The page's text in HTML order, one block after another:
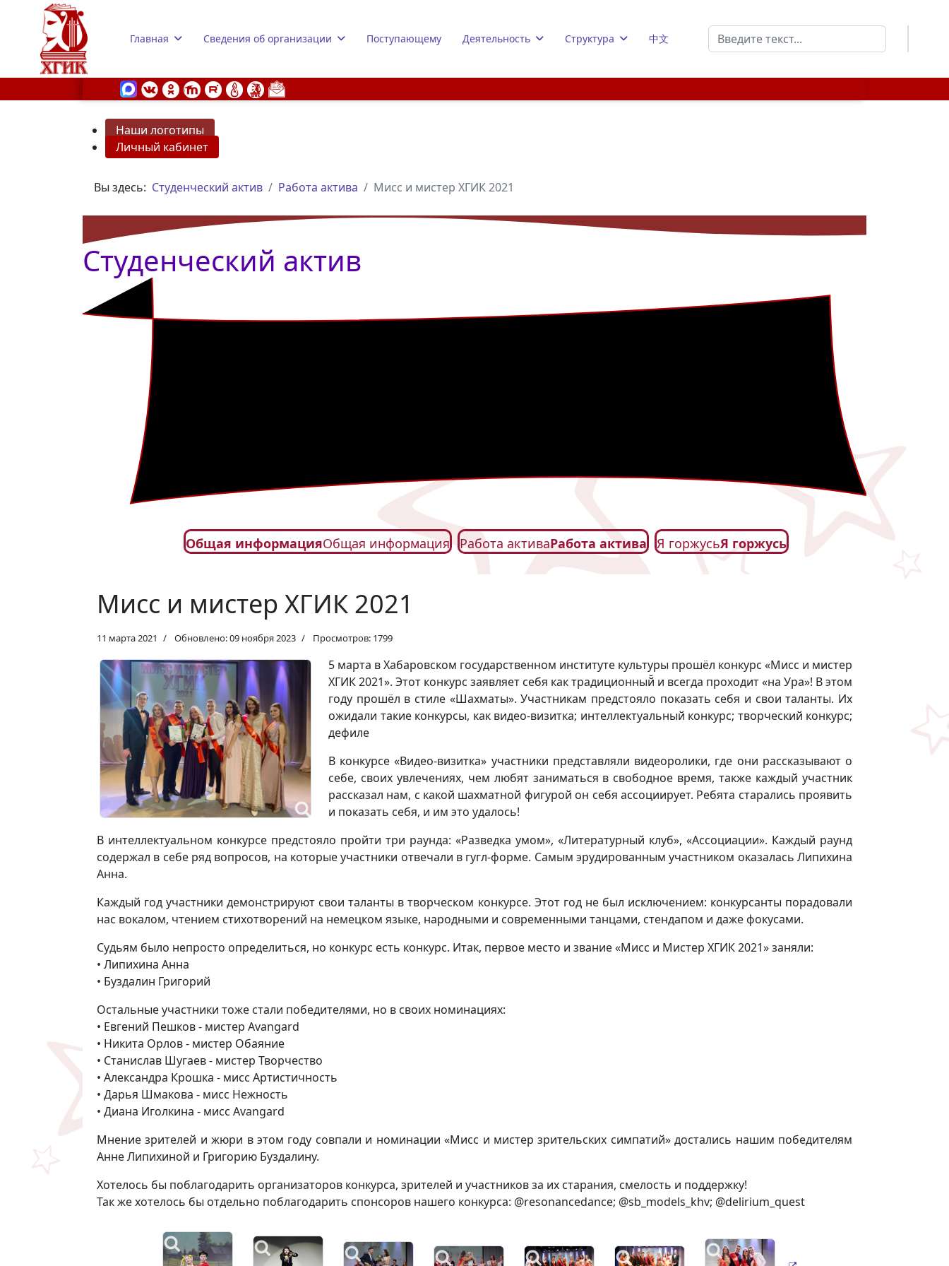
Главная Сведения об организации Поступающему Деятельность Структура 中文
Поиск
Наши логотипы
Личный кабинет
Вы здесь: Студенческий актив Работа актива Мисс и мистер ХГИК 2021
Студенческий актив
Общая информацияОбщая информация Работа активаРабота актива Я горжусьЯ горжусь
Мисс и мистер ХГИК 2021
11 марта 2021 Обновлено: 09 ноября 2023 Просмотров: 1799
5 марта в Хабаровском государственном институте культуры прошёл конкурс «Мисс и мистер
ХГИК 2021». Этот конкурс заявляет себя как традиционный̆ и всегда проходит «на Ура»! В этом
году прошёл в стиле «Шахматы». Участникам предстояло показать себя и свои таланты. Их
ожидали такие конкурсы, как видео-визитка; интеллектуальный конкурс; творческий конкурс;
дефиле
В конкурсе «Видео-визитка» участники представляли видеоролики, где они рассказывают о
себе, своих увлечениях, чем любят заниматься в свободное время, также каждый участник
рассказал нам, с какой шахматной фигурой он себя ассоциирует. Ребята старались проявить
и показать себя, и им это удалось!
В интеллектуальном конкурсе предстояло пройти три раунда: «Разведка умом», «Литературный клуб», «Ассоциации». Каждый раунд
содержал в себе ряд вопросов, на которые участники отвечали в гугл-форме. Самым эрудированным участником оказалась Липихина
Анна.
Каждый год участники демонстрируют свои таланты в творческом конкурсе. Этот год не был исключением: конкурсанты порадовали
нас вокалом, чтением стихотворений на немецком языке, народными и современными танцами, стендапом и даже фокусами.
Судьям было непросто определиться, но конкурс есть конкурс. Итак, первое место и звание «Мисс и Мистер ХГИК 2021» заняли:
• Липихина Анна
• Буздалин Григорий
Остальные участники тоже стали победителями, но в своих номинациях:
• Евгений Пешков - мистер Avangard
• Никита Орлов - мистер Обаяние
• Станислав Шугаев - мистер Творчество
• Александра Крошка - мисс Артистичность
• Дарья Шмакова - мисс Нежность
• Диана Иголкина - мисс Avangard
Мнение зрителей и жюри в этом году совпали и номинации «Мисс и мистер зрительских симпатий» достались нашим победителям
Анне Липихиной и Григорию Буздалину.
Хотелось бы поблагодарить организаторов конкурса, зрителей и участников за их старания, смелость и поддержку!
Так же хотелось бы отдельно поблагодарить спонсоров нашего конкурса: @resonancedance; @sb_models_khv; @delirium_quest